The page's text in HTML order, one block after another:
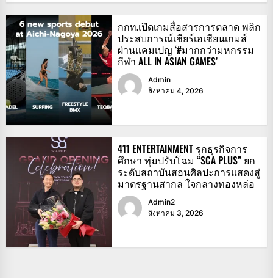
กกท.เปิดเกมสื่อสารการตลาด พลิก
ประสบการณ์เชียร์เอเชียนเกมส์
ผ่านแคมเปญ ‘#มากกว่ามหกรรม
กีฬา ALL IN ASIAN GAMES’
Admin
สิงหาคม 4, 2026
411 ENTERTAINMENT รุกธุรกิจการ
ศึกษา ทุ่มปรับโฉม “SCA PLUS” ยก
ระดับสถาบันสอนศิลปะการแสดงสู่
มาตรฐานสากล ใจกลางทองหล่อ
Admin2
สิงหาคม 3, 2026